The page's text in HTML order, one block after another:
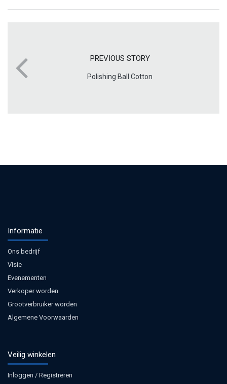
PREVIOUS STORY
Polishing Ball Cotton
Informatie
Ons bedrijf
Visie
Evenementen
Verkoper worden
Grootverbruiker worden
Algemene Voorwaarden
Veilig winkelen
Inloggen / Registreren